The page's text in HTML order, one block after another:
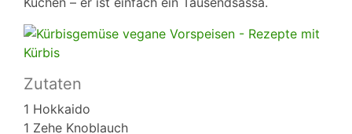
Zutaten
1 Hokkaido
1 Zehe Knoblauch